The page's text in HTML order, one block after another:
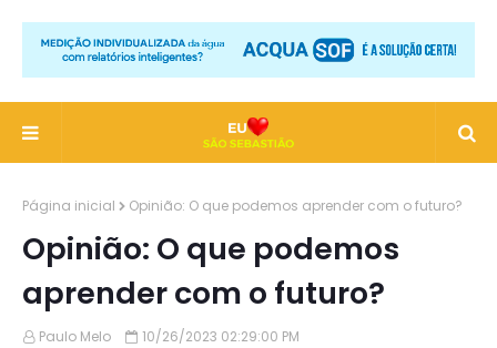
Página inicial Opinião: O que podemos aprender com o futuro?
Opinião: O que podemos
aprender com o futuro?
Paulo Melo 10/26/2023 02:29:00 PM